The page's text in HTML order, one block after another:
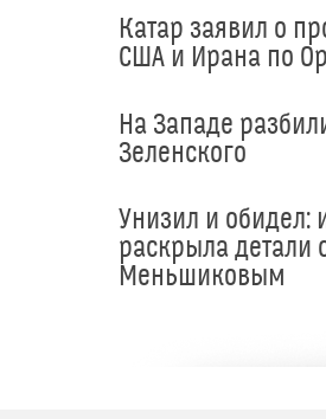
Катар заявил о
США и Ирана по
На Западе
Зеленского
Унизил и обидел:
раскрыла детали
Меньшиковым